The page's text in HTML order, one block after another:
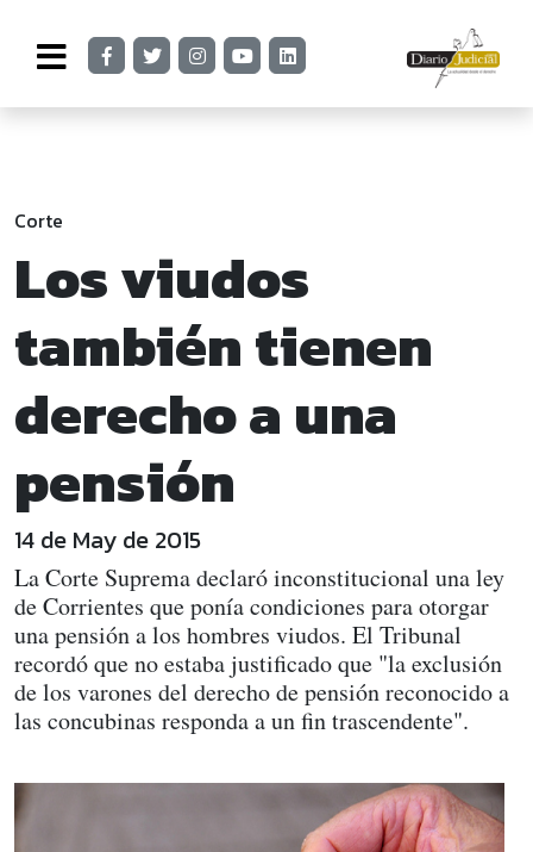
Corte
Los viudos
también tienen
derecho a una
pensión
14 de May de 2015
La Corte Suprema declaró inconstitucional una ley
de Corrientes que ponía condiciones para otorgar
una pensión a los hombres viudos. El Tribunal
recordó que no estaba justificado que "la exclusión
de los varones del derecho de pensión reconocido a
las concubinas responda a un fin trascendente".